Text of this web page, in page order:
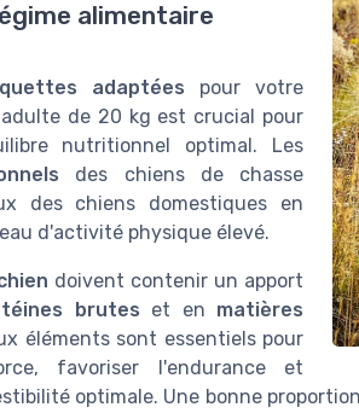
alimentaire
adaptées pour votre
de 20 kg est crucial pour
nutritionnel optimal. Les
des chiens de chasse
des chiens domestiques en
d'activité physique élevé.
doivent contenir un apport
brutes et en matières
éléments sont essentiels pour
favoriser l'endurance et
optimale. Une bonne